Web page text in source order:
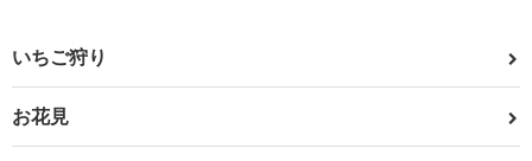
いちご狩り
お花見